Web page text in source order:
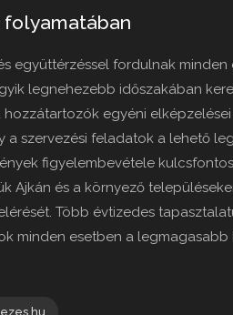
folyamatában
együttérzéssel fordulnak minden
legnehezebb időszakában
egyéni elképzelései
a szervezési feladatok a lehető
figyelembevétele
Ajkán és a környező
Több évtizedes
minden esetben a legmagasabb